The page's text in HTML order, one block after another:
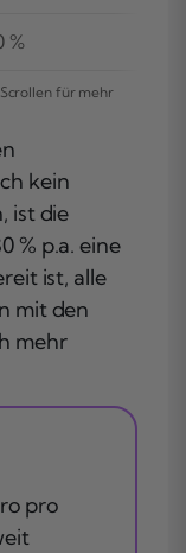
%
kein
ist die
% p.a. eine
ist, alle
mit den
mehr
pro